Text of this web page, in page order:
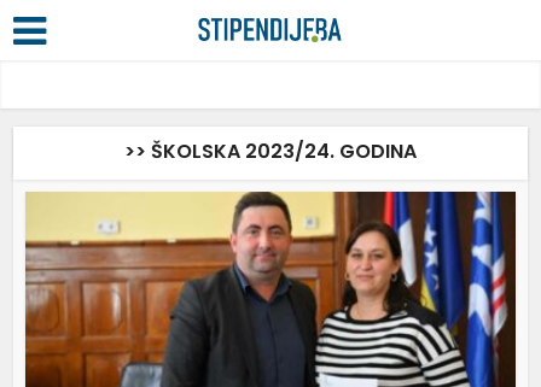
>> ŠKOLSKA 2023/24. GODINA